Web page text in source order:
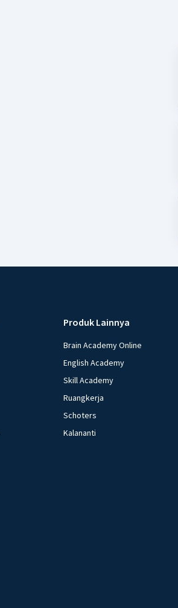
Produk Lainnya
Brain Academy Online
English Academy
Skill Academy
Ruangkerja
Schoters
Kalananti